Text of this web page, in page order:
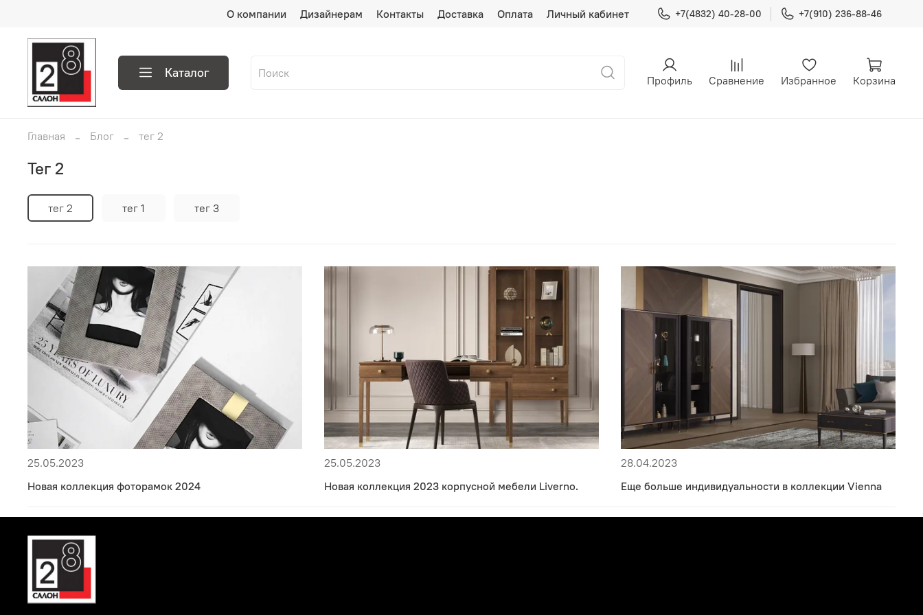
О компании Дизайнерам Контакты Доставка Оплата Личный кабинет +7(4832) 40-28-00 +7(910) 236-88-46
Каталог Профиль Сравнение Избранное Корзина
Главная Блог тег 2
тег 2
тег 2 тег 1 тег 3
25.05.2023
Новая коллекция фоторамок 2024
25.05.2023
Новая коллекция 2023 корпусной мебели Liverno.
28.04.2023
Еще больше индивидуальности в коллекции Vienna